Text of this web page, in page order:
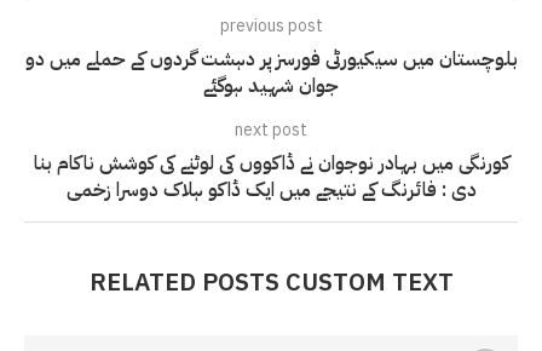
previous post
بلوچستان میں سیکیورٹی فورسز پر دہشت گردوں کے حملے میں دو
جوان شہید ہوگئے
next post
کورنگی میں بہادر نوجوان نے ڈاکووں کی لوٹنے کی کوشش ناکام بنا
دی : فائرنگ کے نتیجے میں ایک ڈاکو ہلاک دوسرا زخمی
RELATED POSTS CUSTOM TEXT